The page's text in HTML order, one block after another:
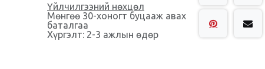
Үйлчилгээний нөхцөл
Мөнгөө 30-хоногт буцааж авах
баталгаа
Хүргэлт: 2-3 ажлын өдөр